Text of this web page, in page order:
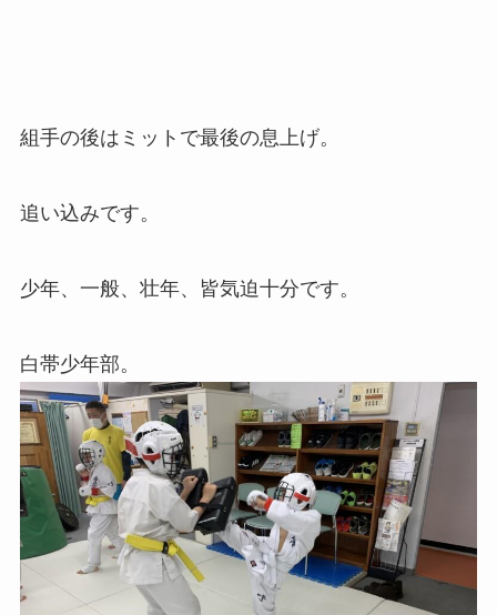
組手の後はミットで最後の息上げ。
追い込みです。
少年、一般、壮年、皆気迫十分です。
白帯少年部。